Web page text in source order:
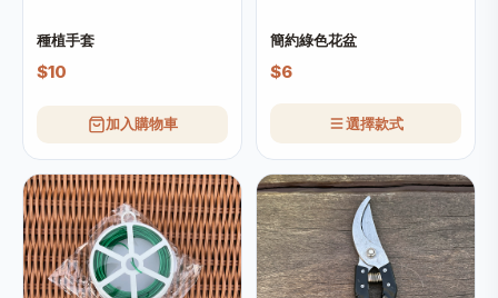
種植手套
$10
加入購物車
簡約綠色花盆
$6
選擇款式